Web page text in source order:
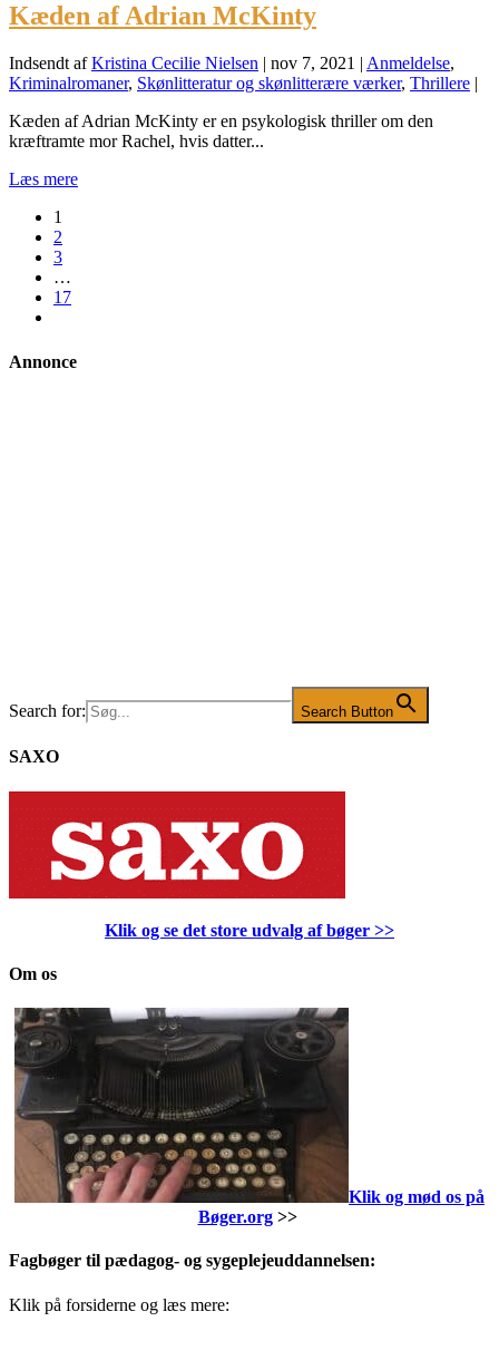
Kæden af Adrian McKinty
Indsendt afKristina Cecilie Nielsen | nov 7, 2021 | Anmeldelse,
Kriminalromaner, Skønlitteratur og skønlitterære værker, Thrillere |
Kæden af Adrian McKinty er en psykologisk thriller om den
kræftramte mor Rachel, hvis datter...
Læs mere
1
2
3
…
17
Annonce
Search for: Search Button
SAXO
Klik og se det store udvalg af bøger >>
Om os
Klik og mød os på
Bøger.org>>
Fagbøger til pædagog- og sygeplejeuddannelsen:
Klik på forsiderne og læs mere: